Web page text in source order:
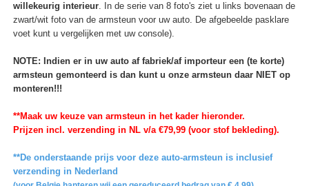
willekeurig interieur. In de serie van 8 foto's ziet u links bovenaan de
zwart/wit foto van de armsteun voor uw auto. De afgebeelde pasklare
voet kunt u vergelijken met uw console).
NOTE: Indien er in uw auto af fabriek/af importeur een (te korte)
armsteun gemonteerd is dan kunt u onze armsteun daar NIET op
monteren!!!
**Maak uw keuze van armsteun in het kader hieronder.
Prijzen incl. verzending in NL v/a €79,99 (voor stof bekleding).
**De onderstaande prijs voor deze auto-armsteun is inclusief
verzending in Nederland